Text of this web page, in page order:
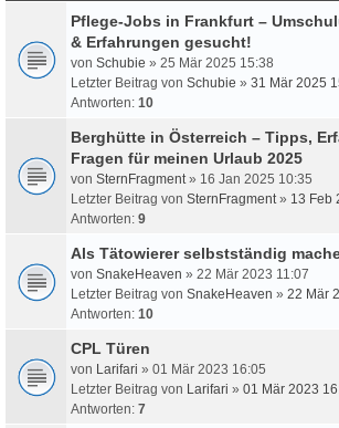
Pflege-Jobs in Frankfurt –
& Erfahrungen gesucht!
von Schubie » 25 Mär 2025 15:38
Letzter Beitrag von Schubie » 31 Mär 2025
Antworten: 10
Berghütte in Österreich – Tipps,
Fragen für meinen Urlaub 2025
von SternFragment» 16 Jan 2025 10:35
Letzter Beitrag von SternFragment» 13 Feb
Antworten: 9
Als Tätowierer selbstständig
von SnakeHeaven » 22 Mär 2023 11:07
Letzter Beitrag von SnakeHeaven » 22 Mär
Antworten: 10
CPL Türen
von Larifari » 01 Mär 2023 16:05
Letzter Beitrag von Larifari » 01 Mär 2023
Antworten: 7